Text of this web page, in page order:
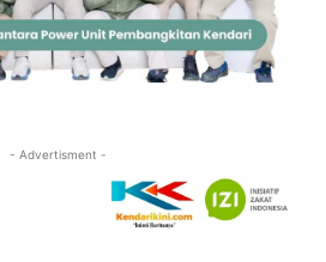
- Advertisment -